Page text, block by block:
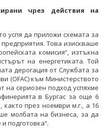
чрез действия на
успя да приложи схемата за
Това изискваше
комисия“, изтъкна
на енергетиката. Той
дерогация от Службата за
(OFAC) към Министерството
на сериозен подход успяхме
в Бургас за още 6
през ноември м.г., а 16
молбата на бизнеса, за да
подготовка“.